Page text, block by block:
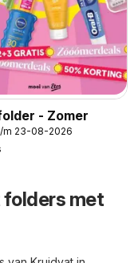
- Zomer
m 23-08-2026
met